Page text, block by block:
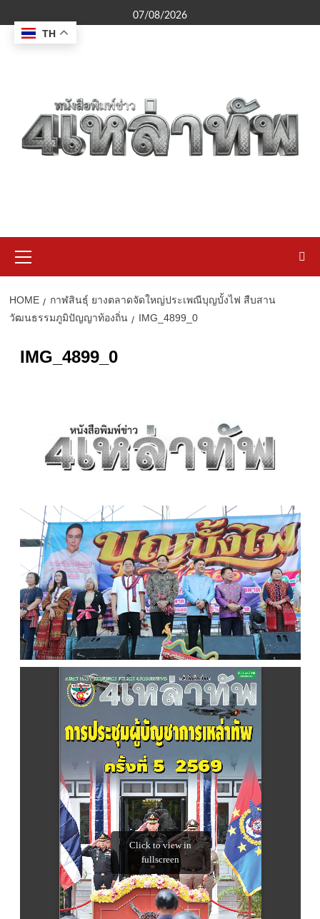
to
content
07/08/2026
Menu
HOME
กาฬสินธุ์ ยางตลาดจัดใหญ่ประเพณีบุญบั้งไฟ สืบสาน
วัฒนธรรมภูมิปัญญาท้องถิ่น
IMG_4899_0
IMG_4899_0
TH